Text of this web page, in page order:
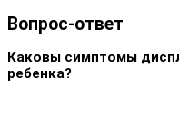
Вопрос-ответ
Каковы симптомы
ребенка?